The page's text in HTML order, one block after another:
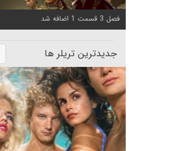
فصل 3 قسمت 1 اضافه شد
جدیدترین تریلر ها